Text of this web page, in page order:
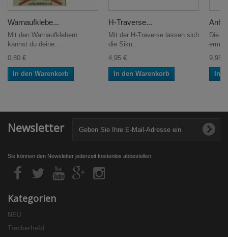
Warnaufklebe...
Mit den Warnaufklebern
kannst du deine...
0,80 €
In den Warenkorb
H-Traverse...
Mit der H-Traverse lassen sich
die Siku...
4,95 €
In den Warenkorb
Die
9,95 €
In
Newsletter
Sie können den Newsletter jederzeit kostenlos abbestellen.
Kategorien
NEU
Treckerheld